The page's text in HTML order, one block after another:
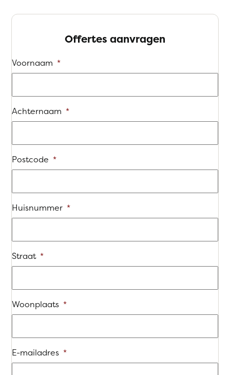
Offertes aanvragen
Voornaam *
Achternaam *
Postcode *
Huisnummer *
Straat *
Woonplaats *
E-mailadres *